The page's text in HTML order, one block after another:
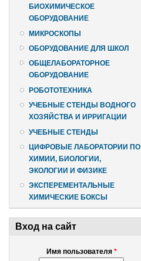
БИОХИМИЧЕСКОЕ
ОБОРУДОВАНИЕ
МИКРОСКОПЫ
ОБОРУДОВАНИЕ ДЛЯ ШКОЛ
ОБЩЕЛАБОРАТОРНОЕ
ОБОРУДОВАНИЕ
РОБОТОТЕХНИКА
УЧЕБНЫЕ СТЕНДЫ ВОДНОГО
ХОЗЯЙСТВА И ИРРИГАЦИИ
УЧЕБНЫЕ СТЕНДЫ
ЦИФРОВЫЕ ЛАБОРАТОРИИ ПО
ХИМИИ, БИОЛОГИИ,
ЭКОЛОГИИ И ФИЗИКЕ
ЭКСПЕРЕМЕНТАЛЬНЫЕ
ХИМИЧЕСКИЕ БОКСЫ
Вход на сайт
Имя пользователя *